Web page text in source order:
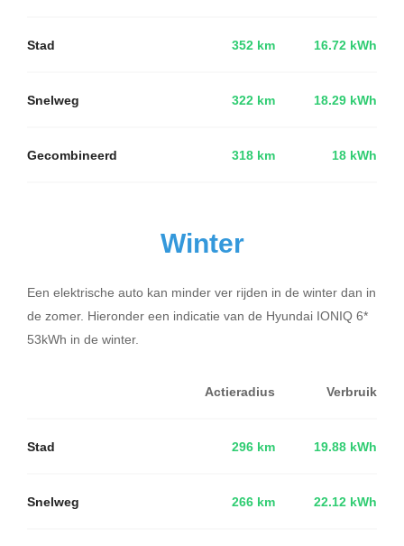
Stad 352 km 16.72 kWh
Snelweg 322 km 18.29 kWh
Gecombineerd 318 km 18 kWh
Winter
Een elektrische auto kan minder ver rijden in de winter dan in
de zomer. Hieronder een indicatie van de Hyundai IONIQ 6*
53kWh in de winter.
Actieradius Verbruik
Stad 296 km 19.88 kWh
Snelweg 266 km 22.12 kWh